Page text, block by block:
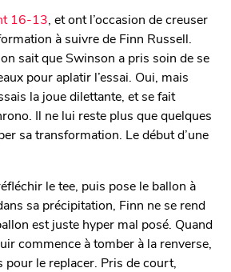
16-13 , et ont l’occasion de creuser
à suivre de Finn Russell.
sait que Swinson a pris soin de se
pour aplatir l’essai. Oui, mais
la joue dilettante, et se fait
Il ne lui reste plus que quelques
sa transformation. Le début d’une
le tee, puis pose le ballon à
sa précipitation, Finn ne se rend
est juste hyper mal posé. Quand
commence à tomber à la renverse,
pour le replacer. Pris de court,